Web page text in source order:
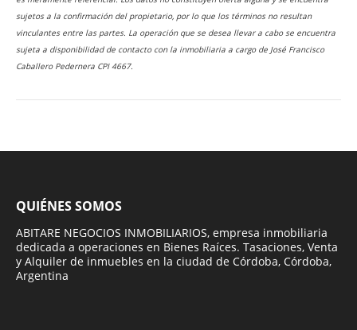
sujetos a la confirmación del propietario, por lo que los términos no resultan
vinculantes entre las partes. La operación que se desea llevar a cabo se encuentra
sujeta a disponibilidad de contacto con la inmobiliaria a cargo de José Francisco
Caballero Pedernera CPI 4667.
QUIÉNES SOMOS
ABITARE NEGOCIOS INMOBILIARIOS, empresa inmobiliaria
dedicada a operaciones en Bienes Raíces. Tasaciones, Venta
y Alquiler de inmuebles en la ciudad de Córdoba, Córdoba,
Argentina